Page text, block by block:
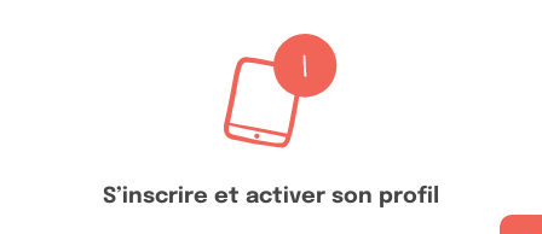
S’inscrire et activer son profil